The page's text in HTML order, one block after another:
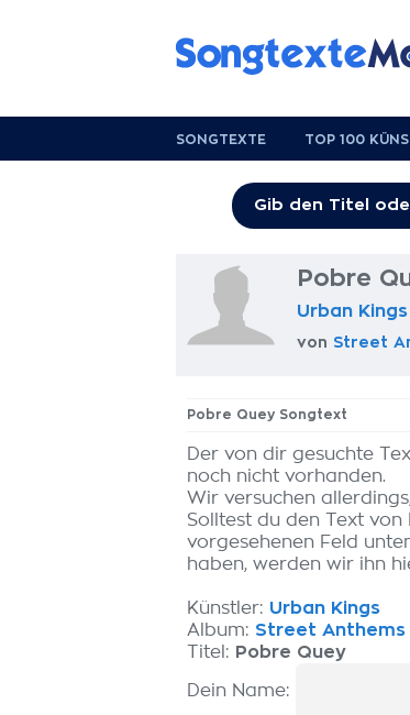
SONGTEXTE TOP 100
Pobre
Urban Kings
von Street
Pobre Quey Songtext
Der von dir gesuchte
noch nicht vorhanden.
Wir versuchen
Solltest du den Text
vorgesehenen Feld
haben, werden wir ihn
Künstler: Urban Kings
Album: Street Anthems
Titel: Pobre Quey
Dein Name: